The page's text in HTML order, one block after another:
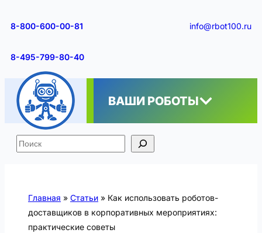
8-800-600-00-81
8-495-799-80-40
info@rbot100.ru
ВАШИ РОБОТЫ
Поиск
Главная » Статьи » Как использовать роботов-
доставщиков в корпоративных мероприятиях:
практические советы